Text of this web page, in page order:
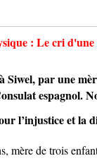
: Le cri
par une
espagnol.
l’injustice et la
mère de trois